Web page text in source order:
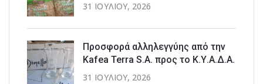
31 ΙΟΥΛΊΟΥ, 2026
Προσφορά αλληλεγγύης από την
Kafea Terra S.A. προς το Κ.Υ.Α.Δ.Α.
31 ΙΟΥΛΊΟΥ, 2026